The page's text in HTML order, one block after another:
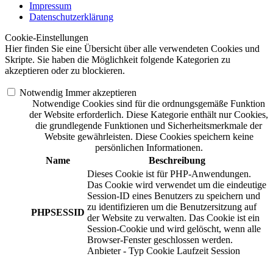
Impressum
Datenschutzerklärung
Cookie-Einstellungen
Hier finden Sie eine Übersicht über alle verwendeten Cookies und
Skripte. Sie haben die Möglichkeit folgende Kategorien zu
akzeptieren oder zu blockieren.
Notwendig Immer akzeptieren
Notwendige Cookies sind für die ordnungsgemäße Funktion
der Website erforderlich. Diese Kategorie enthält nur Cookies,
die grundlegende Funktionen und Sicherheitsmerkmale der
Website gewährleisten. Diese Cookies speichern keine
persönlichen Informationen.
Name
Beschreibung
PHPSESSID
Dieses Cookie ist für PHP-Anwendungen.
Das Cookie wird verwendet um die eindeutige
Session-ID eines Benutzers zu speichern und
zu identifizieren um die Benutzersitzung auf
der Website zu verwalten. Das Cookie ist ein
Session-Cookie und wird gelöscht, wenn alle
Browser-Fenster geschlossen werden.
Anbieter - Typ Cookie Laufzeit Session